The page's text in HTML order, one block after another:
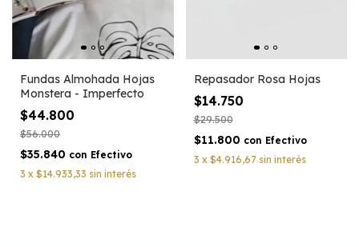
Fundas Almohada Hojas
Monstera - Imperfecto
$44.800
$56.000
$35.840 con Efectivo
3 x $14.933,33 sin interés
Repasador Rosa Hojas
$14.750
$29.500
$11.800 con Efectivo
3 x $4.916,67 sin interés